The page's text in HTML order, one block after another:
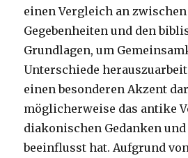
einen Vergleich an
Gegebenheiten und den
Grundlagen, um
Unterschiede
einen besonderen Akzent
möglicherweise das antike
diakonischen Gedanken
beeinflusst hat. Aufgrund